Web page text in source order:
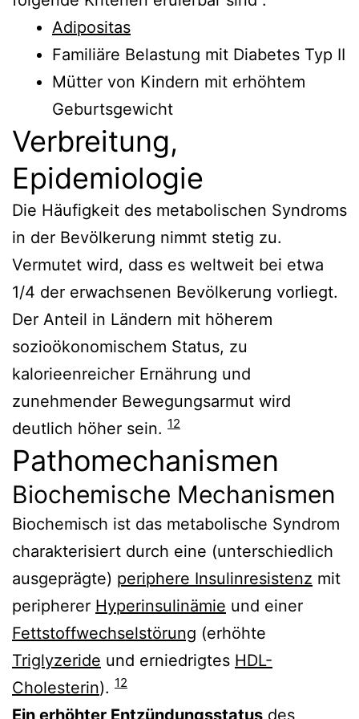
Adipositas
Familiäre Belastung mit Diabetes Typ II
Mütter von Kindern mit erhöhtem
Geburtsgewicht
Verbreitung,
Epidemiologie
Die Häufigkeit des metabolischen Syndroms
in der Bevölkerung nimmt stetig zu.
Vermutet wird, dass es weltweit bei etwa
1/4 der erwachsenen Bevölkerung vorliegt.
Der Anteil in Ländern mit höherem
sozioökonomischem Status, zu
kalorieenreicher Ernährung und
zunehmender Bewegungsarmut wird
deutlich höher sein. 12
Pathomechanismen
Biochemische Mechanismen
Biochemisch ist das metabolische Syndrom
charakterisiert durch eine (unterschiedlich
ausgeprägte) periphere Insulinresistenz mit
peripherer Hyperinsulinämie und einer
Fettstoffwechselstörung (erhöhte
Triglyzeride und erniedrigtes HDL-
Cholesterin). 12
Ein erhöhter Entzündungsstatus des